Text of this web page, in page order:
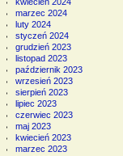
marzec 2024
luty 2024
styczeń 2024
grudzień 2023
listopad 2023
październik 2023
wrzesień 2023
sierpień 2023
lipiec 2023
czerwiec 2023
maj 2023
kwiecień 2023
marzec 2023